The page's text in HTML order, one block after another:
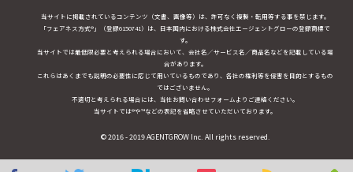
当サイトに掲載されているコンテンツ（文書、画像等）は、許可なく複製・転用等する事を禁じます。
「フェアネス方式®」（登録6150741）は、日本国内における株式会社エージェントグローの登録商標で
す。
当サイトでは最低限必要と考えられる場合において、会社名／サービス名／商品名などを記載している場
合があります。
これらはあくまでも説明の必要性に応じて用いているものであり、各社の権利等を侵害を目的とするもの
ではございません。
不適切と考えられる場合には、当社お問い合わせフォームよりご連絡ください。
当サイトでは®や™などの表記を省略させていただいております。
© 2016 - 2019 AGENTGROW Inc. All rights reserved.